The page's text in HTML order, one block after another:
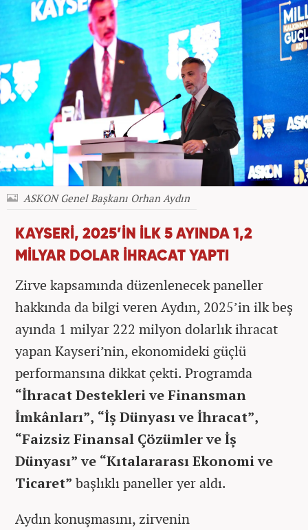
ASKON Genel Başkanı Orhan Aydın
KAYSERİ, 2025’İN İLK 5 AYINDA 1,2
MİLYAR DOLAR İHRACAT YAPTI
Zirve kapsamında düzenlenecek paneller
hakkında da bilgi veren Aydın, 2025’in ilk beş
ayında 1 milyar 222 milyon dolarlık ihracat
yapan Kayseri’nin, ekonomideki güçlü
performansına dikkat çekti. Programda
“İhracat Destekleri ve Finansman
İmkânları”, “İş Dünyası ve İhracat”,
“Faizsiz Finansal Çözümler ve İş
Dünyası” ve “Kıtalararası Ekonomi ve
Ticaret” başlıklı paneller yer aldı.
Aydın konuşmasını, zirvenin